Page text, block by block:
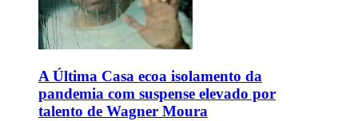
A Última Casa ecoa isolamento da
pandemia com suspense elevado por
talento de Wagner Moura